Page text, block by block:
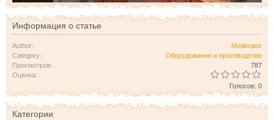
Информация о статье
Author:
Moderator
Category:
Оборудование и производство
Просмотров:
787
Оценка:
Голосов: 0
Категории